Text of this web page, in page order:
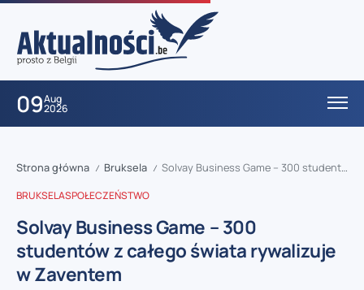
09Aug
2026
Strona główna / Bruksela / Solvay Business Game – 300 studentów z całego świata rywalizuje w Zaventem
BRUKSELASPOŁECZEŃSTWO
Solvay Business Game – 300
studentów z całego świata rywalizuje
w Zaventem